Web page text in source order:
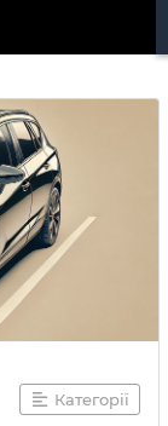
Категорії